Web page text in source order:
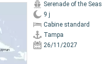
Serenade of the Seas
9 j
Cabine standard
Tampa
26/11/2027